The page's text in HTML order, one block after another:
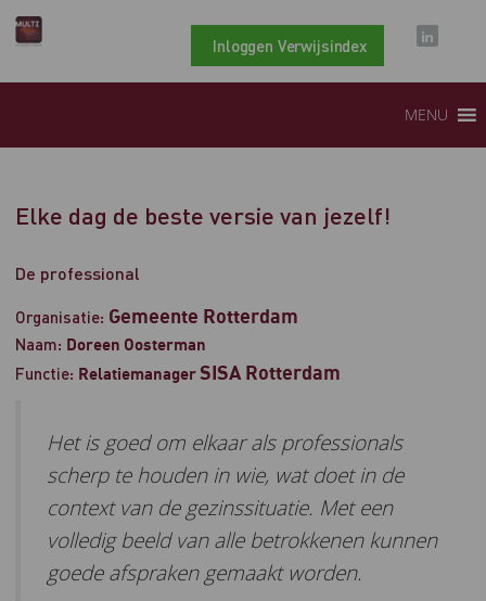
Inloggen Verwijsindex
MENU
Elke dag de beste versie van jezelf!
De professional
Organisatie: Gemeente Rotterdam
Naam: Doreen Oosterman
Functie: RelatiemanagerSISA Rotterdam
Het is goed om elkaar als professionals
scherp te houden in wie, wat doet in de
context van de gezinssituatie. Met een
volledig beeld van alle betrokkenen kunnen
goede afspraken gemaakt worden.